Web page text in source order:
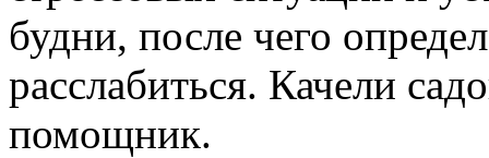
будни, после чего
расслабиться. Качели
помощник.